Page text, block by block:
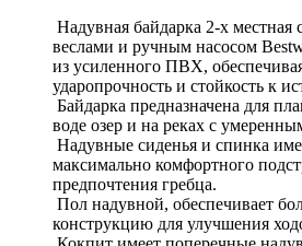
Надувная байдарка 2-х
веслами и ручным насосом
из усиленного ПВХ,
ударопрочность и стойкость к
Байдарка предназначена для
воде озер и на реках с
Надувные сиденья и спинка
максимально комфортного
предпочтения гребца.
Пол надувной, обеспечивает
конструкцию для улучшения